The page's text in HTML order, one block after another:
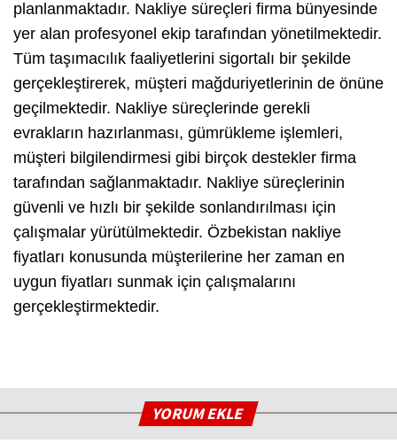
planlanmaktadır. Nakliye süreçleri firma bünyesinde
yer alan profesyonel ekip tarafından yönetilmektedir.
Tüm taşımacılık faaliyetlerini sigortalı bir şekilde
gerçekleştirerek, müşteri mağduriyetlerinin de önüne
geçilmektedir. Nakliye süreçlerinde gerekli
evrakların hazırlanması, gümrükleme işlemleri,
müşteri bilgilendirmesi gibi birçok destekler firma
tarafından sağlanmaktadır. Nakliye süreçlerinin
güvenli ve hızlı bir şekilde sonlandırılması için
çalışmalar yürütülmektedir. Özbekistan nakliye
fiyatları konusunda müşterilerine her zaman en
uygun fiyatları sunmak için çalışmalarını
gerçekleştirmektedir.
YORUM EKLE